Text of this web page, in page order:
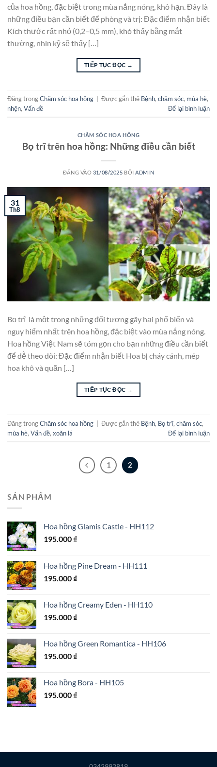
của hoa hồng, đặc biệt trong mùa nắng nóng, khô hạn. Đây là
những điều bạn cần biết để phòng và trị: Đặc điểm nhận biết
Kích thước rất nhỏ (0,2–0,5 mm), khó thấy bằng mắt
thường, nhìn kỹ sẽ thấy […]
TIẾP TỤC ĐỌC →
Đăng trongChăm sóc hoa hồng Được gắn thẻ Bệnh, chăm sóc, mùa hè,
nhện, Vấn đề Để lại bình luận
CHĂM SÓC HOA HỒNG
Bọ trĩ trên hoa hồng: Những điều cần biết
ĐĂNG VÀO 31/08/2025 BỞIADMIN
31
Th8
Bọ trĩ là một trong những đối tượng gây hại phổ biến và
nguy hiểm nhất trên hoa hồng, đặc biệt vào mùa nắng nóng.
Hoa hồng Việt Nam sẽ tóm gọn cho bạn những điều cần biết
để dễ theo dõi: Đặc điểm nhận biết Hoa bị cháy cánh, mép
hoa khô và quăn […]
TIẾP TỤC ĐỌC →
Đăng trongChăm sóc hoa hồng | Được gắn thẻ Bệnh, Bọ trĩ, chăm sóc,
mùa hè, Vấn đề, xoăn lá Để lại bình luận
1 2
SẢN PHẨM
Hoa hồng Glamis Castle - HH112
195.000 ₫
Hoa hồng Pine Dream - HH111
195.000 ₫
Hoa hồng Creamy Eden - HH110
195.000 ₫
Hoa hồng Green Romantica - HH106
195.000 ₫
Hoa hồng Bora - HH105
195.000 ₫